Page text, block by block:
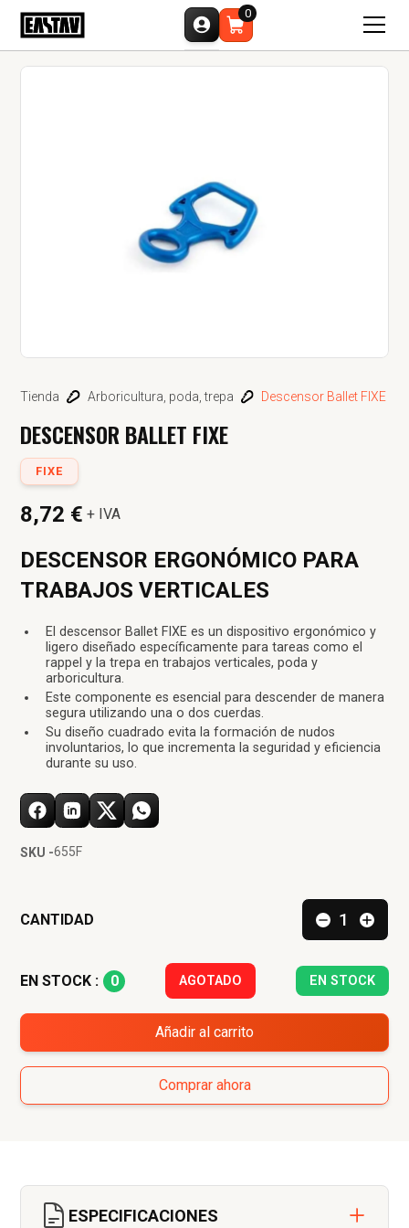
0
Tienda Arboricultura, poda, trepa Descensor Ballet FIXE
DESCENSOR BALLET FIXE
FIXE
8,72 € + IVA
DESCENSOR ERGONÓMICO PARA
TRABAJOS VERTICALES
El descensor Ballet FIXE es un dispositivo ergonómico y
ligero diseñado específicamente para tareas como el
rappel y la trepa en trabajos verticales, poda y
arboricultura.
Este componente es esencial para descender de manera
segura utilizando una o dos cuerdas.
Su diseño cuadrado evita la formación de nudos
involuntarios, lo que incrementa la seguridad y eficiencia
durante su uso.
SKU -655F
CANTIDAD
EN STOCK : 0 AGOTADO EN STOCK
Añadir al carrito
Comprar ahora
ESPECIFICACIONES